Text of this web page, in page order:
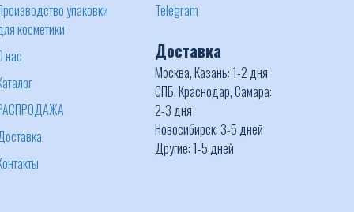
упаковки
косметики
нас
Telegram
Доставка
Москва, Казань: 1-2 дня
СПБ, Краснодар, Самара:
2-3 дня
Новосибирск: 3-5 дней
Другие: 1-5 дней